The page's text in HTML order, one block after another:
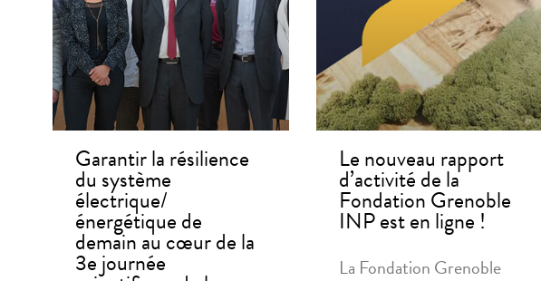
Garantir la résilience
du système
électrique/
énergétique de
demain au cœur de la
3e journée
Le nouveau rapport
d’activité de la
Fondation Grenoble
INP est en ligne !
La Fondation Grenoble